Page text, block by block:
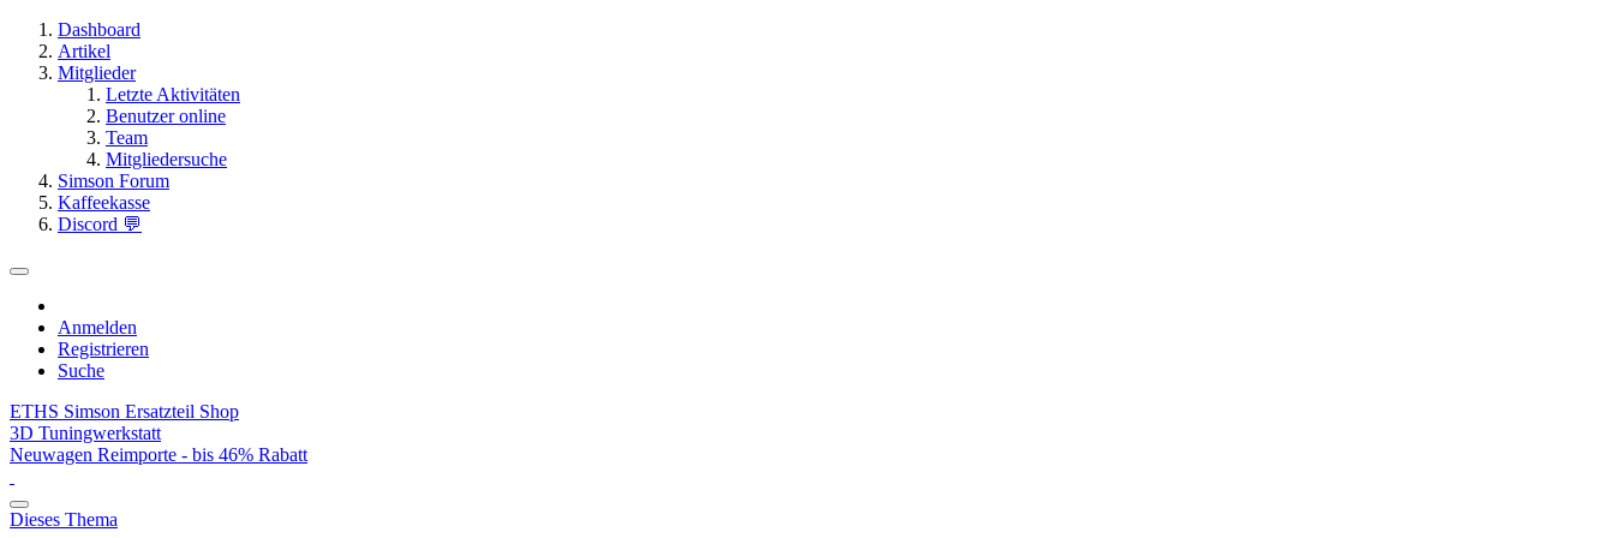
Dashboard
Artikel
Mitglieder
Letzte Aktivitäten
Benutzer online
Team
Mitgliedersuche
Simson Forum
Kaffeekasse
Discord 💬
Anmelden
Registrieren
Suche
ETHS Simson Ersatzteil Shop
3D Tuningwerkstatt
Neuwagen Reimporte - bis 46% Rabatt
Dieses Thema